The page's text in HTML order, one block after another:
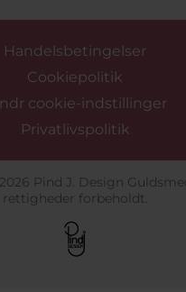
Handelsbetingelser
Cookiepolitik
cookie-indstillinger
Privatlivspolitik
Pind J. Design
rettigheder forbeholdt.